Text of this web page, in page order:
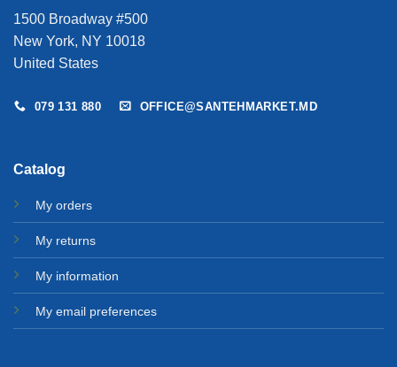
1500 Broadway #500
New York, NY 10018
United States
079 131 880 OFFICE@SANTEHMARKET.MD
Catalog
My orders
My returns
My information
My email preferences